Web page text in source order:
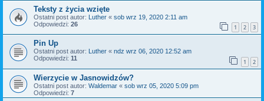
Teksty z życia wzięte
Ostatni post autor: Luther « sob wrz 19, 2020 2:11 am
Odpowiedzi: 26 1 2 3
Pin Up
Ostatni post autor: Luther « ndz wrz 06, 2020 12:52 am
Odpowiedzi: 11 1 2
Wierzycie w Jasnowidzów?
Ostatni post autor: Waldemar « sob wrz 05, 2020 5:09 pm
Odpowiedzi: 7